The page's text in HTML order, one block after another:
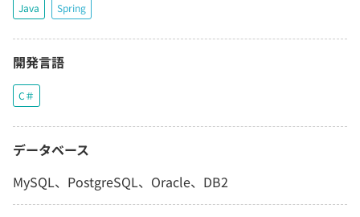
Java Spring
開発言語
C＃
データベース
MySQL、PostgreSQL、Oracle、DB2